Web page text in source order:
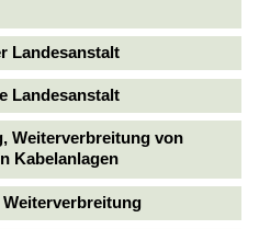
Landesanstalt
Landesanstalt
Weiterverbreitung von
Kabelanlagen